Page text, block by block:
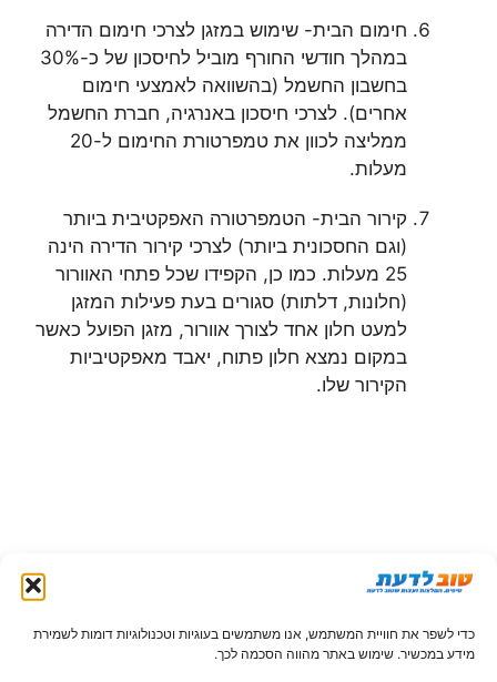
כדי לשפר את חוויית המשתמש, אנו משתמשים בעוגיות וטכנולוגיות דומות לשמירת
מידע במכשיר. שימוש באתר מהווה הסכמה לכך.
חימום הבית- שימוש במזגן לצרכי חימום הדירה
במהלך חודשי החורף מוביל לחיסכון של כ-30%
בחשבון החשמל (בהשוואה לאמצעי חימום
אחרים). לצרכי חיסכון באנרגיה, חברת החשמל
ממליצה לכוון את טמפרטורת החימום ל-20
מעלות.
קירור הבית- הטמפרטורה האפקטיבית ביותר
(וגם החסכונית ביותר) לצרכי קירור הדירה הינה
25 מעלות. כמו כן, הקפידו שכל פתחי האוורור
(חלונות, דלתות) סגורים בעת פעילות המזגן
למעט חלון אחד לצורך אוורור, מזגן הפועל כאשר
במקום נמצא חלון פתוח, יאבד מאפקטיביות
הקירור שלו.